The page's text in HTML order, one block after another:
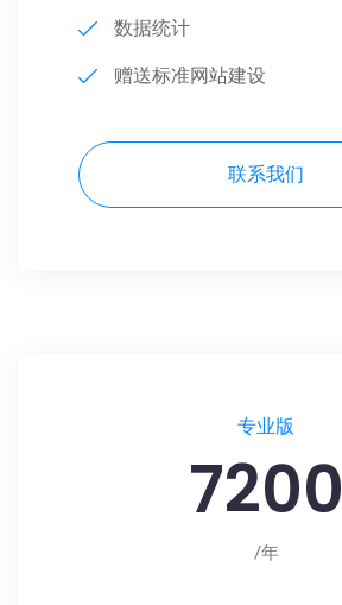
数据统计
赠送标准网站建设
联系我们
专业版
7200
/年